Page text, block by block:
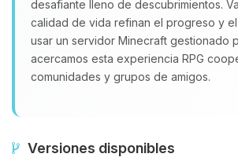
desafiante lleno de descubrimientos.
calidad de vida refinan el progreso y el
usar un servidor Minecraft gestionado
acercamos esta experiencia RPG
comunidades y grupos de amigos.
Versiones disponibles